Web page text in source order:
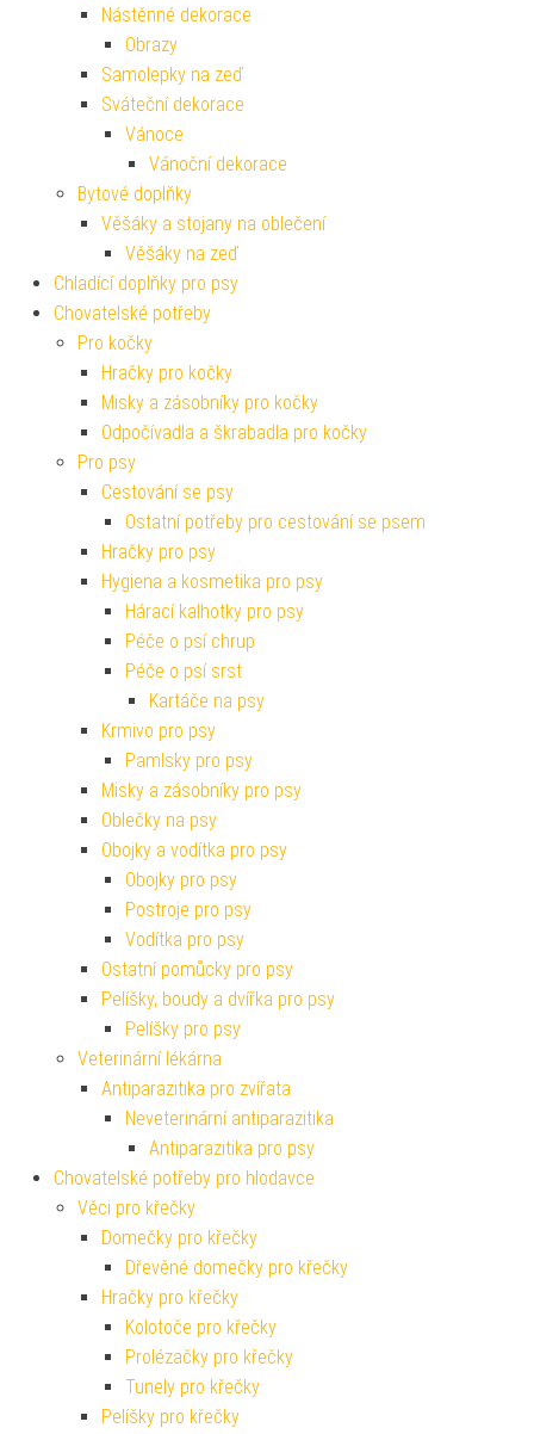
Nástěnné dekorace
Obrazy
Samolepky na zeď
Sváteční dekorace
Vánoce
Vánoční dekorace
Bytové doplňky
Věšáky a stojany na oblečení
Věšáky na zeď
Chladící doplňky pro psy
Chovatelské potřeby
Pro kočky
Hračky pro kočky
Misky a zásobníky pro kočky
Odpočívadla a škrabadla pro kočky
Pro psy
Cestování se psy
Ostatní potřeby pro cestování se psem
Hračky pro psy
Hygiena a kosmetika pro psy
Hárací kalhotky pro psy
Péče o psí chrup
Péče o psí srst
Kartáče na psy
Krmivo pro psy
Pamlsky pro psy
Misky a zásobníky pro psy
Oblečky na psy
Obojky a vodítka pro psy
Obojky pro psy
Postroje pro psy
Vodítka pro psy
Ostatní pomůcky pro psy
Pelíšky, boudy a dvířka pro psy
Pelíšky pro psy
Veterinární lékárna
Antiparazitika pro zvířata
Neveterinární antiparazitika
Antiparazitika pro psy
Chovatelské potřeby pro hlodavce
Věci pro křečky
Domečky pro křečky
Dřevěné domečky pro křečky
Hračky pro křečky
Kolotoče pro křečky
Prolézačky pro křečky
Tunely pro křečky
Pelíšky pro křečky